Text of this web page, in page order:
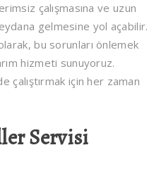
çalışmasına ve uzun
gelmesine yol açabilir.
bu sorunları önlemek
hizmeti sunuyoruz.
çalıştırmak için her zaman
Servisi